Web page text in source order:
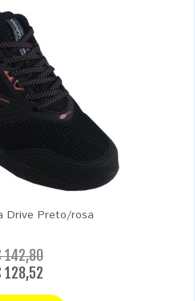
Drive Preto/rosa
142,80
128,52